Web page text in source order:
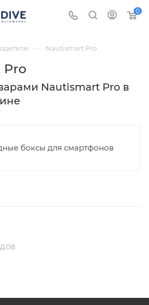
0
— Nautismart Pro
Pro
Nautismart Pro в
боксы для смартфонов